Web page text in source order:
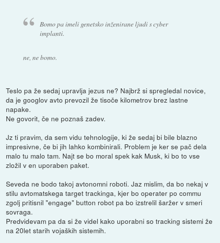
Bomo pa imeli genetsko inženirane ljudi s cyber
implanti.
ne, ne bomo.
Teslo pa že sedaj upravlja jezus ne? Najbrž si spregledal novice,
da je googlov avto prevozil že tisoče kilometrov brez lastne
napake.
Ne govorit, če ne poznaš zadev.
Jz ti pravim, da sem vidu tehnologije, ki že sedaj bi bile blazno
impresivne, če bi jih lahko kombinirali. Problem je ker se pač dela
malo tu malo tam. Najt se bo moral spek kak Musk, ki bo to vse
zložil v en uporaben paket.
Seveda ne bodo takoj avtonomni roboti. Jaz mislim, da bo nekaj v
stilu avtomatskega target trackinga, kjer bo operater po commu
zgolj pritisnil "engage" button robot pa bo izstrelil šaržer v smeri
sovraga.
Predvidevam pa da si že videl kako uporabni so tracking sistemi že
na 20let starih vojaških sistemih.